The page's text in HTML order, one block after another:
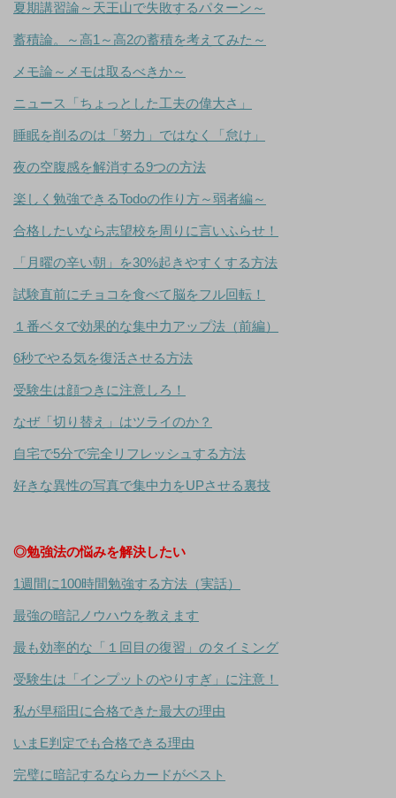
夏期講習論～天王山で失敗するパターン～
蓄積論。～高1～高2の蓄積を考えてみた～
メモ論～メモは取るべきか～
ニュース「ちょっとした工夫の偉大さ」
睡眠を削るのは「努力」ではなく「怠け」
夜の空腹感を解消する9つの方法
楽しく勉強できるTodoの作り方～弱者編～
合格したいなら志望校を周りに言いふらせ！
「月曜の辛い朝」を30%起きやすくする方法
試験直前にチョコを食べて脳をフル回転！
１番ベタで効果的な集中力アップ法（前編）
6秒でやる気を復活させる方法
受験生は顔つきに注意しろ！
なぜ「切り替え」はツライのか？
自宅で5分で完全リフレッシュする方法
好きな異性の写真で集中力をUPさせる裏技
◎勉強法の悩みを解決したい
1週間に100時間勉強する方法（実話）
最強の暗記ノウハウを教えます
最も効率的な「１回目の復習」のタイミング
受験生は「インプットのやりすぎ」に注意！
私が早稲田に合格できた最大の理由
いまE判定でも合格できる理由
完璧に暗記するならカードがベスト